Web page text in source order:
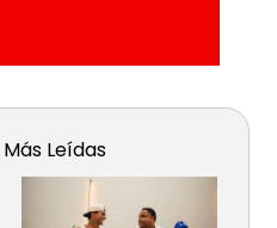
Más Leídas